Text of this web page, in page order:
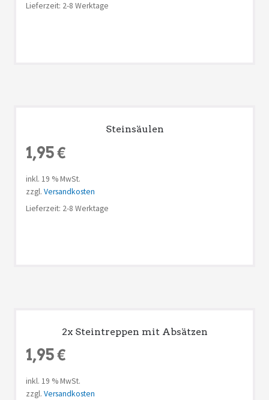
Lieferzeit: 2-8 Werktage
Steinsäulen
1,95€
inkl. 19 % MwSt.
zzgl. Versandkosten
Lieferzeit: 2-8 Werktage
2x Steintreppen mit Absätzen
1,95€
inkl. 19 % MwSt.
zzgl. Versandkosten